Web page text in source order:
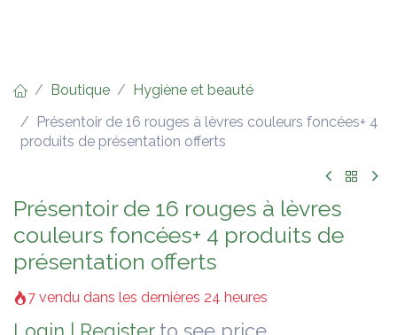
Boutique
Hygiène et beauté
Présentoir de 16 rouges à lèvres couleurs foncées+ 4
produits de présentation offerts
Présentoir de 16 rouges à lèvres
couleurs foncées+ 4 produits de
présentation offerts
7 vendu dans les dernières 24 heures